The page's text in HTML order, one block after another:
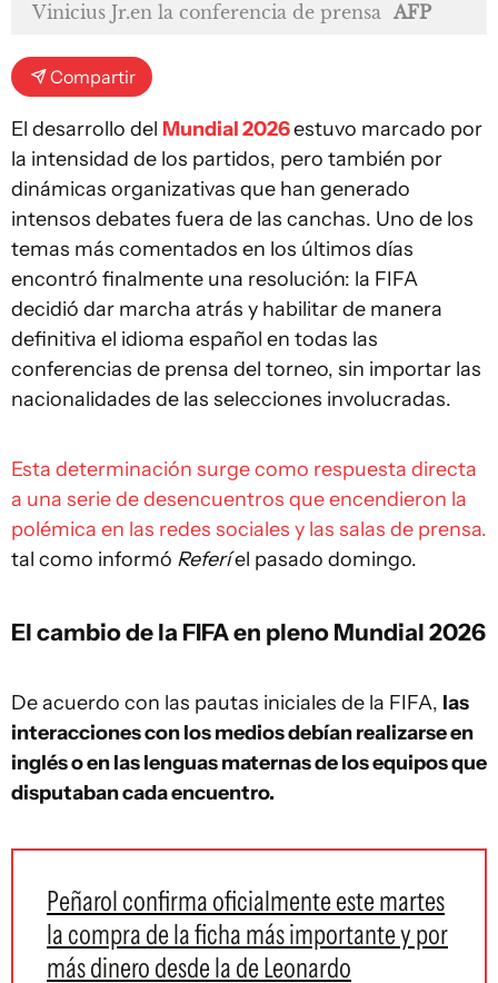
Vinicius Jr.en la conferencia de prensa AFP
Compartir
El desarrollo del Mundial 2026estuvo marcado por
la intensidad de los partidos, pero también por
dinámicas organizativas que han generado
intensos debates fuera de las canchas. Uno de los
temas más comentados en los últimos días
encontró finalmente una resolución: la FIFA
decidió dar marcha atrás y habilitar de manera
definitiva el idioma español en todas las
conferencias de prensa del torneo, sin importar las
nacionalidades de las selecciones involucradas.
Esta determinación surge como respuesta directa
a una serie de desencuentros que encendieron la
polémica en las redes sociales y las salas de prensa.
tal como informó Referíel pasado domingo.
El cambio de la FIFA en pleno Mundial 2026
De acuerdo con las pautas iniciales de la FIFA, las
interacciones con los medios debían realizarse en
inglés o en las lenguas maternas de los equipos que
disputaban cada encuentro.
Peñarol confirma oficialmente este martes
la compra de la ficha más importante y por
más dinero desde la de Leonardo